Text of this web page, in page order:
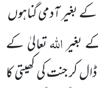
بغیر آدمی گناہوں
بغیراللّٰہتعالیٰ کے
کر جنت کی کھیتی کا